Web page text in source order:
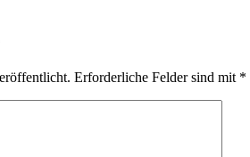
Erforderliche Felder sind mit *